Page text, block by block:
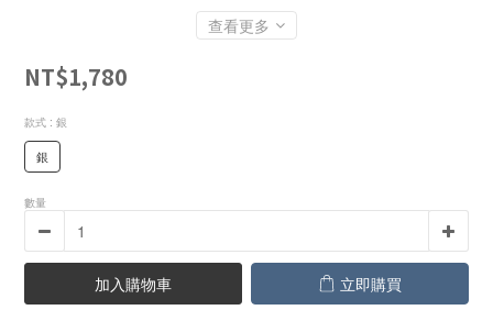
查看更多
NT$1,780
款式 : 銀
銀
數量
加入購物車 立即購買